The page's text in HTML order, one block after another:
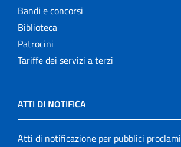
Bandi e concorsi
Biblioteca
Patrocini
Tariffe dei servizi a terzi
ATTI DI NOTIFICA
Atti di notificazione per pubblici proclami